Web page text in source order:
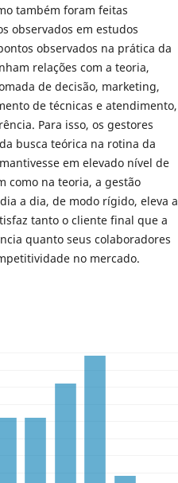
também foram feitas
observados em estudos
observados na prática da
relações com a teoria,
de decisão, marketing,
de técnicas e atendimento,
Para isso, os gestores
busca teórica na rotina da
em elevado nível de
como na teoria, a gestão
a dia, de modo rígido, eleva a
tanto o cliente final que a
quanto seus colaboradores
no mercado.